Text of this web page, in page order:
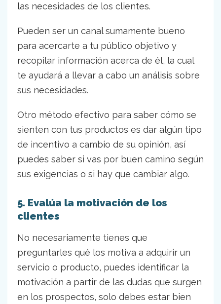
las necesidades de los clientes.
Pueden ser un canal sumamente bueno
para acercarte a tu público objetivo y
recopilar información acerca de él, la cual
te ayudará a llevar a cabo un análisis sobre
sus necesidades.
Otro método efectivo para saber cómo se
sienten con tus productos es dar algún tipo
de incentivo a cambio de su opinión, así
puedes saber si vas por buen camino según
sus exigencias o si hay que cambiar algo.
5. Evalúa la motivación de los
clientes
No necesariamente tienes que
preguntarles qué los motiva a adquirir un
servicio o producto, puedes identificar la
motivación a partir de las dudas que surgen
en los prospectos, solo debes estar bien